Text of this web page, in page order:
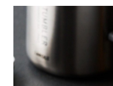
【繳款方式說明】
1.分期款項不併入電信帳單，
2.透過簡訊連結打開帳單後，可
帳／街口支付／iPASS MONEY
２．便利：只要手機號碼，簡
３．安心：先確認商品／服務後
【「AFTEE先享後付」結帳流
１．於結帳方式選擇「AFTEE
結帳頁面，進行簡訊認證並確認
２．訂單成立數日內，您將收到
３．收到繳費通知簡訊後14天
每筆NT$80，滿NT$888(含以
付款後 全家取貨
每筆NT$80，滿NT$888(含以
7-11 取貨付款